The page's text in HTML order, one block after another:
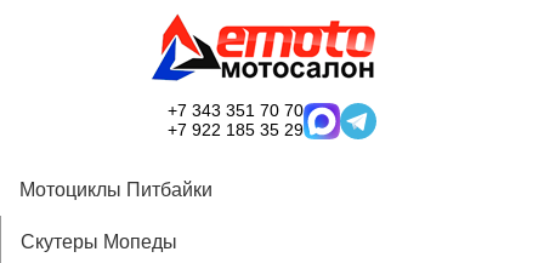
+7 343 351 70 70
+7 922 185 35 29
Мотоциклы Питбайки
Скутеры Мопеды